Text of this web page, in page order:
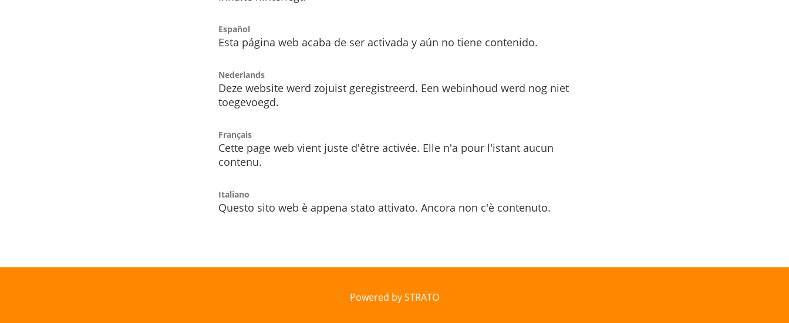
Español
Esta página web acaba de ser activada y aún no tiene contenido.
Nederlands
Deze website werd zojuist geregistreerd. Een webinhoud werd nog niet
toegevoegd.
Français
Cette page web vient juste d'être activée. Elle n'a pour l'istant aucun
contenu.
Italiano
Questo sito web è appena stato attivato. Ancora non c'è contenuto.
Powered by STRATO